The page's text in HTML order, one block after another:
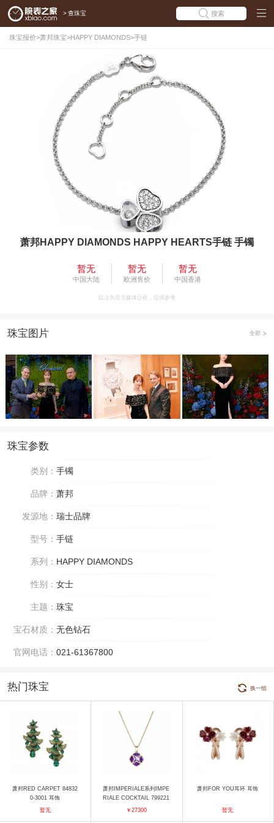
> 查珠宝 搜索
珠宝报价>萧邦珠宝>HAPPY DIAMONDS>手链
萧邦HAPPY DIAMONDS HAPPY HEARTS手链 手镯
暂无
中国大陆
暂无
欧洲售价
暂无
中国香港
以上为官方媒体公价，仅供参考
珠宝图片 全部
珠宝参数
类别： 手镯
品牌： 萧邦
发源地： 瑞士品牌
型号： 手链
系列： HAPPY DIAMONDS
性别： 女士
主题： 珠宝
宝石材质： 无色钻石
官网电话： 021-61367800
热门珠宝 换一组
萧邦RED CARPET 84832
0-3001 耳饰
暂无
萧邦IMPERIALE系列IMPE
RIALE COCKTAIL 799221
-5003 吊坠
￥27300
萧邦FOR YOU耳环 耳饰
暂无